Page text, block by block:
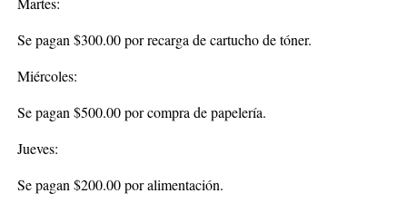
Se pagan $300.00 por recarga de cartucho de tóner.
Miércoles:
Se pagan $500.00 por compra de papelería.
Jueves:
Se pagan $200.00 por alimentación.